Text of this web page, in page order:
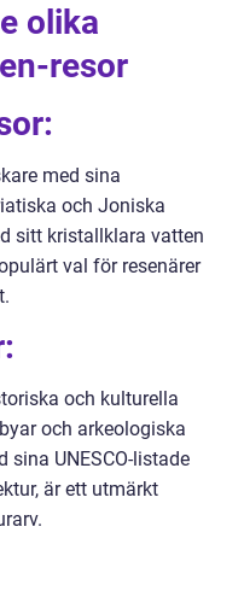
olika
resor
med sina
och Joniska
sitt kristallklara vatten
val för resenärer
och kulturella
och arkeologiska
sina UNESCO-listade
är ett utmärkt